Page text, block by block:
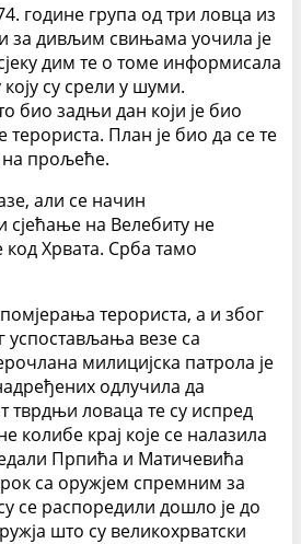
године група од три ловца из
за дивљим свињама уочила је
дим те о томе информисала
су срели у шуми.
био задњи дан који је био
План је био да се те
на прољеће.
али се начин
на Велебиту не
Хрвата. Срба тамо
терориста, а и због
успостављања везе са
милицијска патрола је
одлучила да
тврдњи ловаца те су испред
колибе крај које се налазила
Прпића и Матичевића
са оружјем спремним за
се распоредили дошло је до
што су великохрватски